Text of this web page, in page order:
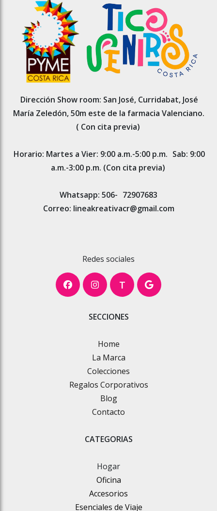
Dirección Show room: San José, Curridabat, José
María Zeledón, 50m este de la farmacia Valenciano.
( Con cita previa)
Horario: Martes a Vier: 9:00 a.m.-5:00 p.m. Sab: 9:00
a.m.-3:00 p.m. (Con cita previa)
Whatsapp: 506- 72907683
Correo: lineakreativacr@gmail.com
Redes sociales
T
SECCIONES
Home
La Marca
Colecciones
Regalos Corporativos
Blog
Contacto
CATEGORIAS
Hogar
Oficina
Accesorios
Esenciales de Viaje